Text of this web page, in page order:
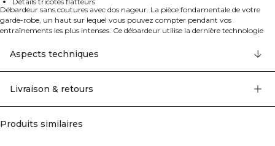
Débardeur sans coutures avec dos nageur. La pièce fondamentale de votre
garde-robe, un haut sur lequel vous pouvez compter pendant vos
entraînements les plus intenses. Ce débardeur utilise la dernière technologie
8% Élastane
Aspects techniques
Livraison & retours
Produits similaires